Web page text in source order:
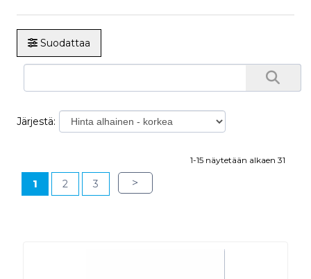
Suodattaa
Järjestä:
1-15 näytetään alkaen 31
1 2 3 >